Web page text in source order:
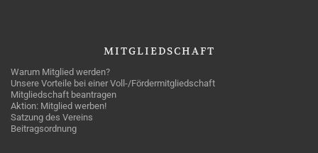
MITGLIEDSCHAFT
Warum Mitglied werden?
Unsere Vorteile bei einer Voll-/Fördermitgliedschaft
Mitgliedschaft beantragen
Aktion: Mitglied werben!
Satzung des Vereins
Beitragsordnung